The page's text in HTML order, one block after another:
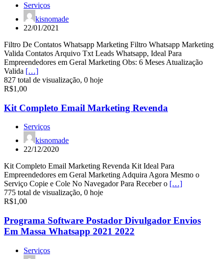
Serviços
kisnomade
22/01/2021
Filtro De Contatos Whatsapp Marketing Filtro Whatsapp Marketing
Valida Contatos Arquivo Txt Leads Whatsapp, Ideal Para
Empreendedores em Geral Marketing Obs: 6 Meses Atualização
Valida […]
827 total de visualização, 0 hoje
R$1,00
Kit Completo Email Marketing Revenda
Serviços
kisnomade
22/12/2020
Kit Completo Email Marketing Revenda Kit Ideal Para
Empreendedores em Geral Marketing Adquira Agora Mesmo o
Serviço Copie e Cole No Navegador Para Receber o […]
775 total de visualização, 0 hoje
R$1,00
Programa Software Postador Divulgador Envios
Em Massa Whatsapp 2021 2022
Serviços